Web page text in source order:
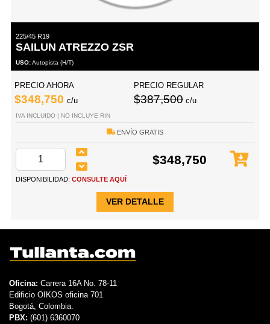
225/45 R19
SAILUN ATREZZO ZSR
USO:Autopista (H/T)
PRECIO AHORA
$348,750 c/u
PRECIO REGULAR
$387,500 c/u
IVA INCLUIDO | NO INCLUYE RIN
ENVÍO GRATIS
$348,750
DISPONIBILIDAD: CONSULTE AQUÍ
VER DETALLE
Oficina: Carrera 16A No. 78-11
Edificio OIKOS oficina 701
Bogotá, Colombia.
PBX: (601) 6360070